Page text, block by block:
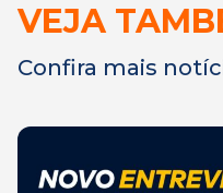
VEJA
Confira mais